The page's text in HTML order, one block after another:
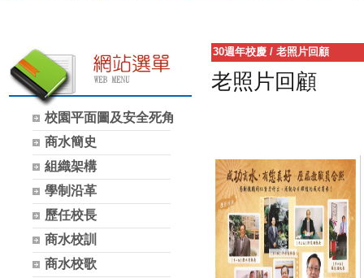
校園平面圖及安全死角
商水簡史
組織架構
學制沿革
歷任校長
商水校訓
商水校歌
30週年校慶 / 老照片回顧
老照片回顧